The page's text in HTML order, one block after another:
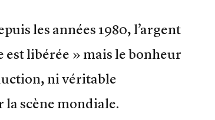
les années 1980, l’argent
est libérée » mais le bonheur
ni véritable
la scène mondiale.